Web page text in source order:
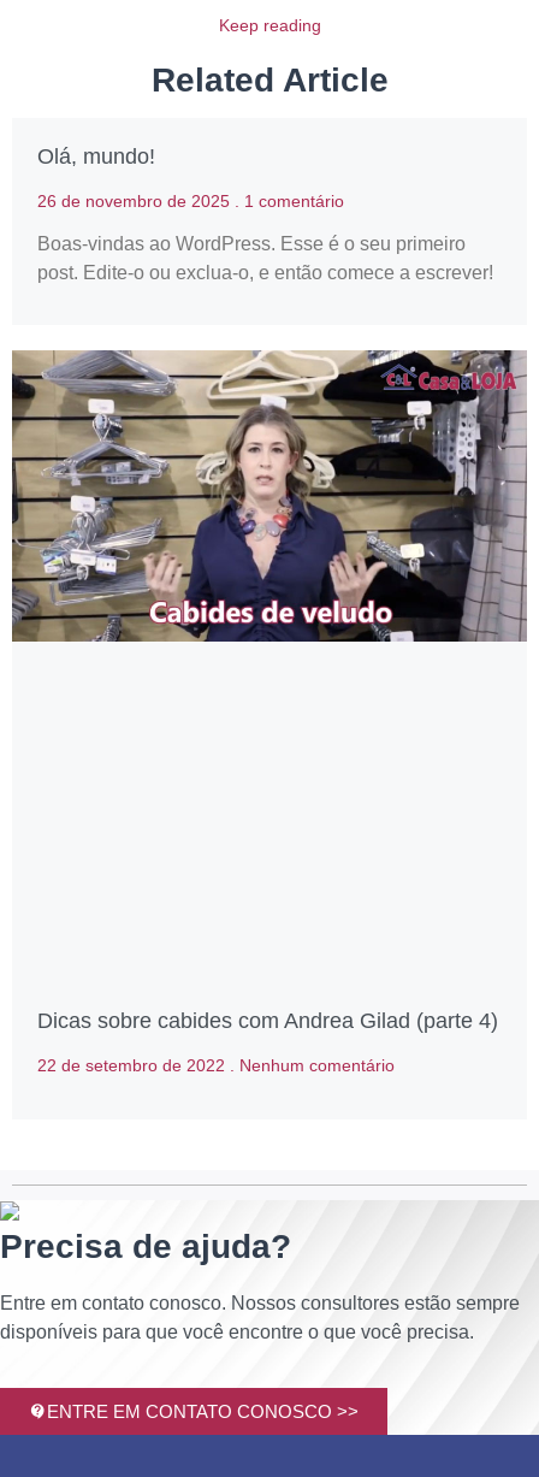
Keep reading
Related Article
Olá, mundo!
26 de novembro de 2025 1 comentário
Boas-vindas ao WordPress. Esse é o seu primeiro
post. Edite-o ou exclua-o, e então comece a escrever!
Dicas sobre cabides com Andrea Gilad (parte 4)
22 de setembro de 2022 Nenhum comentário
Precisa de ajuda?
Entre em contato conosco. Nossos consultores estão sempre
disponíveis para que você encontre o que você precisa.
ENTRE EM CONTATO CONOSCO >>